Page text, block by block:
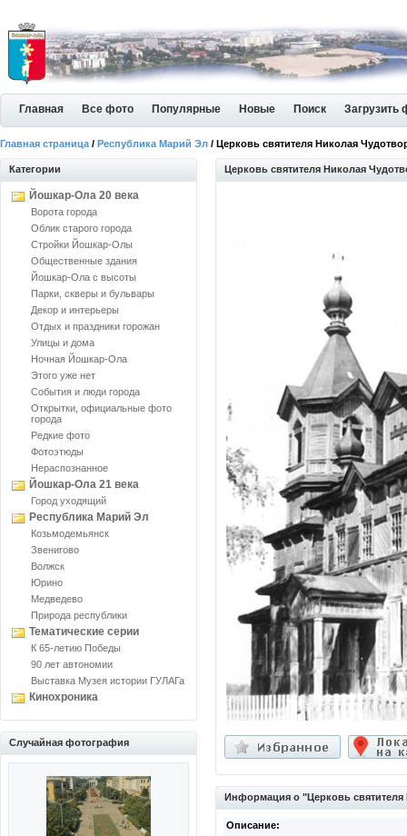
Главная Все фото Популярные Новые Поиск Загрузить
Главная страница / Республика Марий Эл / Церковь святителя Николая
Категории
Йошкар-Ола 20 века
Ворота города
Облик старого города
Стройки Йошкар-Олы
Общественные здания
Йошкар-Ола с высоты
Парки, скверы и бульвары
Декор и интерьеры
Отдых и праздники горожан
Улицы и дома
Ночная Йошкар-Ола
Этого уже нет
События и люди города
Открытки, официальные фото
города
Редкие фото
Фотоэтюды
Нераспознанное
Йошкар-Ола 21 века
Город уходящий
Республика Марий Эл
Козьмодемьянск
Звенигово
Волжск
Юрино
Медведево
Природа республики
Тематические серии
К 65-летию Победы
90 лет автономии
Выставка Музея истории ГУЛАГа
Кинохроника
Случайная фотография
Церковь святителя Николая
Информация о "Церковь святителя
Описание: